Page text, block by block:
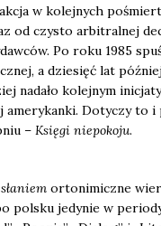
w kolej­nych
od czy­sto arbi­tral­nej
Po roku 1985
a dzie­sięć lat
nada­ło kolej­nym
ame­ry­kan­ki. Doty­czy to
– Księ­gi nie­po­ko­ju.
orto­ni­micz­ne
pol­sku jedy­nie w